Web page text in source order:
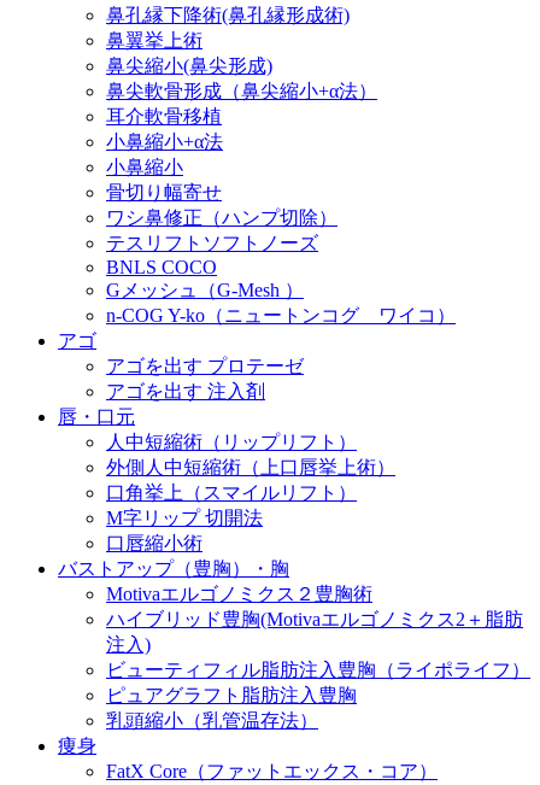
鼻孔縁下降術(鼻孔縁形成術)
鼻翼挙上術
鼻尖縮小(鼻尖形成)
鼻尖軟骨形成（鼻尖縮小+α法）
耳介軟骨移植
小鼻縮小+α法
小鼻縮小
骨切り幅寄せ
ワシ鼻修正（ハンプ切除）
テスリフトソフトノーズ
BNLS COCO
Gメッシュ（G-Mesh ）
n-COG Y-ko（ニュートンコグ ワイコ）
アゴ
アゴを出す プロテーゼ
アゴを出す 注入剤
唇・口元
人中短縮術（リップリフト）
外側人中短縮術（上口唇挙上術）
口角挙上（スマイルリフト）
M字リップ 切開法
口唇縮小術
バストアップ（豊胸）・胸
Motivaエルゴノミクス２豊胸術
ハイブリッド豊胸(Motivaエルゴノミクス2＋脂肪
注入)
ビューティフィル脂肪注入豊胸（ライポライフ）
ピュアグラフト脂肪注入豊胸
乳頭縮小（乳管温存法）
痩身
FatX Core（ファットエックス・コア）